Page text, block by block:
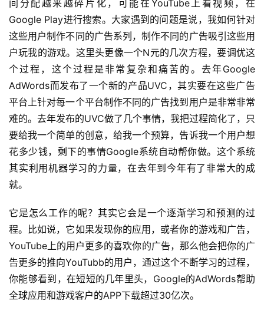
间分配越来越碎片化，可能在YouTube上看视频，在
Google Play进行搜索。大家遇到的问题是说，我如何针对
这些用户制作不同的广告系列，制作不同的广告吸引这些用
户玩我的游戏。这里头更像一个N元的几次方程，要调优这
个过程，这个过程是非常复杂和痛苦的。去年Google
AdWords而发布了一个新的产品UVC，其实要在这些广告
平台上针对每一个平台制作不同的广告找到用户是非常非常
难的。去年发布的UVC做了几个事情，我把过程简化了，只
要给我一个简单的创意，给我一个预算，告诉我一个用户想
花多少钱，剩下的事情Google系统自动帮你做。这个系统
其实利用机器学习的力量，在去年到今年有了非常大的成
就。
它是怎么工作的呢？其实它会是一个逐渐学习和预测的过
程。比如说，它如果发现你的应用，或者你的游戏和广告，
YouTube上的用户更多的喜欢你的广告，那么他会把你的广
告更多的推向YouTubb的用户，通过这个不断学习的过程，
你能够看到，在短短的几年里头，Google的AdWords帮助
全球应用和游戏客户的APP下载超过30亿次。